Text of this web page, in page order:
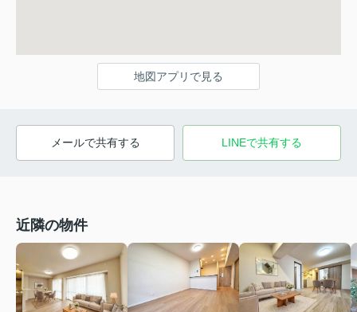
地図アプリで見る
メールで共有する LINEで共有する
近隣の物件